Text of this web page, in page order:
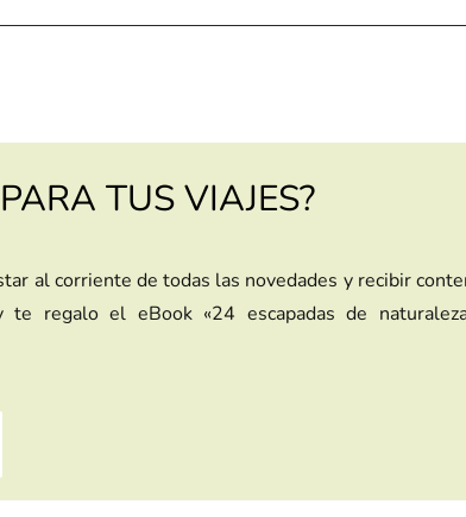
TUS VIAJES?
al corriente de todas las novedades y recibir
te regalo el eBook «24 escapadas de